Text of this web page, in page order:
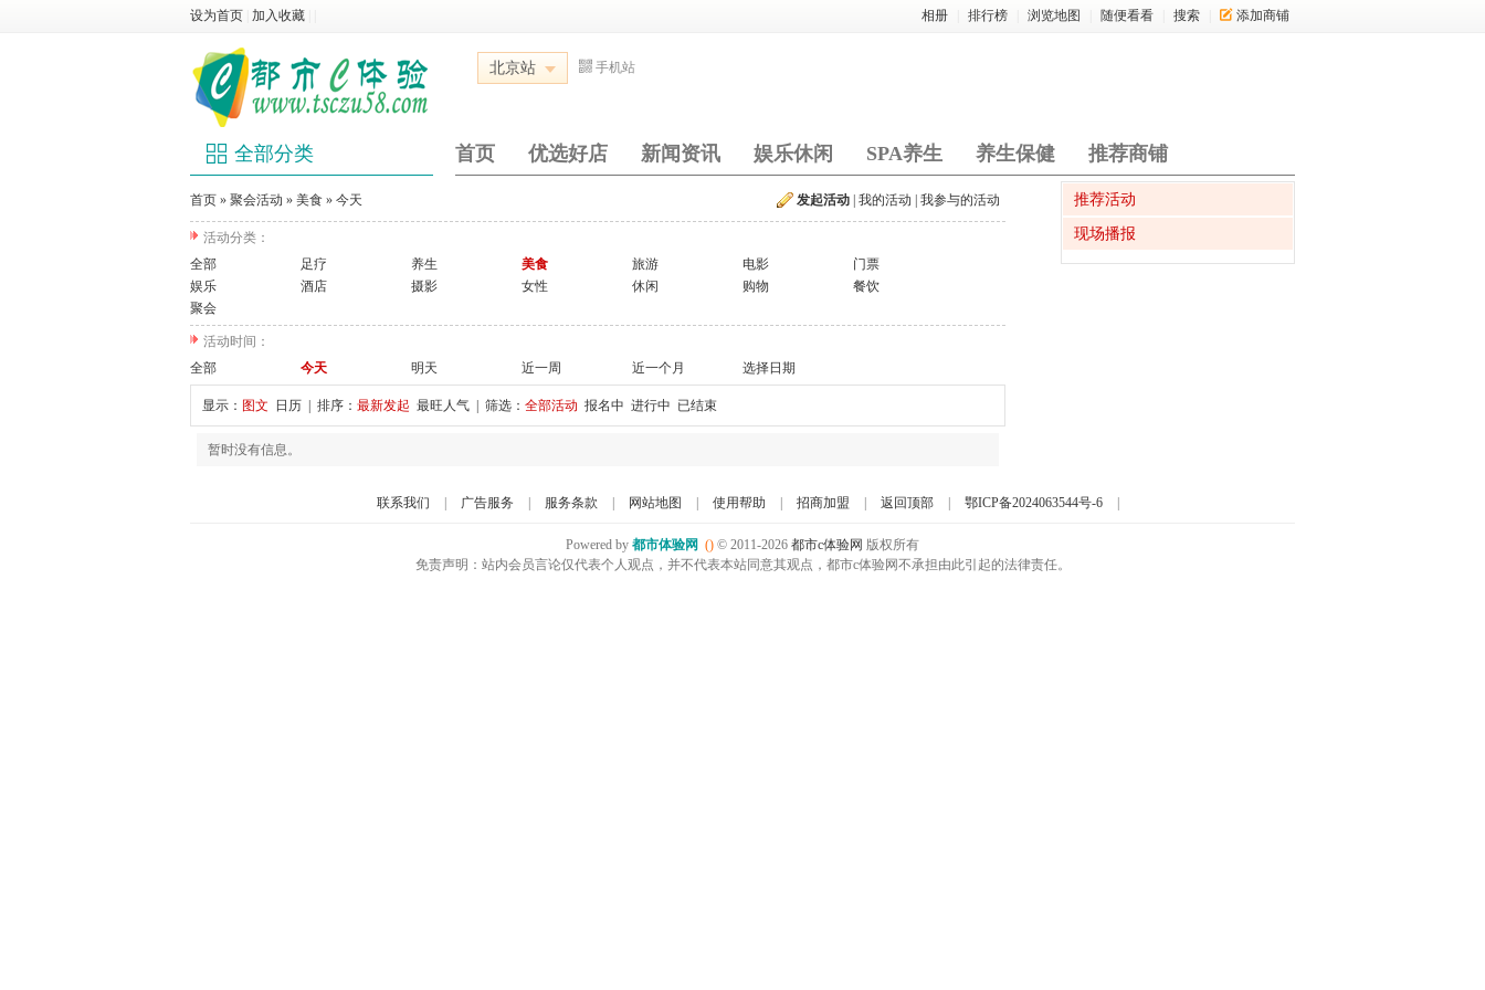
设为首页 加入收藏 相册 排行榜 浏览地图 随便看看 搜索 添加商铺
北京站 手机站
全部分类 首页 优选好店 新闻资讯 娱乐休闲 SPA养生 养生保健 推荐商铺
发起活动 我的活动 我参与的活动
首页 » 聚会活动 » 美食 » 今天
活动分类：
全部
足疗 养生 美食 旅游 电影
门票
娱乐
酒店 摄影 女性 休闲 购物
餐饮
聚会
活动时间：
全部
今天 明天 近一周 近一个月 选择日期
显示： 图文 日历 | 排序： 最新发起 最旺人气 | 筛选： 全部活动 报名中 进行中 已结束
暂时没有信息。
推荐活动
现场播报
联系我们 广告服务 服务条款 网站地图 使用帮助 招商加盟 返回顶部 鄂ICP备2024063544号-6
Powered by 都市体验网 () © 2011-2026 都市c体验网 版权所有
免责声明：站内会员言论仅代表个人观点，并不代表本站同意其观点，都市c体验网不承担由此引起的法律责任。